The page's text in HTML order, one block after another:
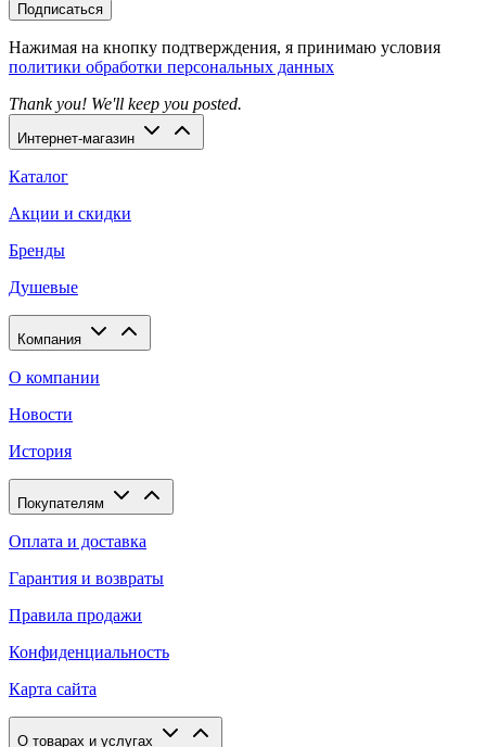
Подписаться
Нажимая на кнопку подтверждения, я принимаю условия
политики обработки персональных данных
Thank you! We'll keep you posted.
Интернет-магазин
Каталог
Акции и скидки
Бренды
Душевые
Компания
О компании
Новости
История
Покупателям
Оплата и доставка
Гарантия и возвраты
Правила продажи
Конфиденциальность
Карта сайта
О товарах и услугах